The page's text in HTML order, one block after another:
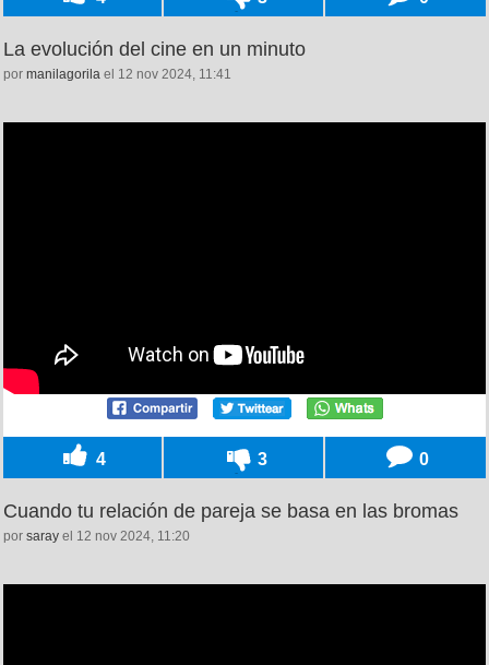
La evolución del cine en un minuto
por manilagorila el 12 nov 2024, 11:41
4 3 0
Cuando tu relación de pareja se basa en las bromas
por saray el 12 nov 2024, 11:20